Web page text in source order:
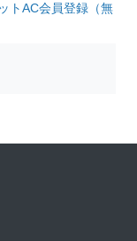
トAC会員登録（無